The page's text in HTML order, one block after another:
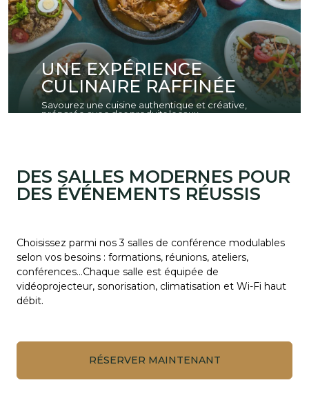
UNE EXPÉRIENCE
CULINAIRE RAFFINÉE
Savourez une cuisine authentique et créative,
préparée avec des produits locaux.
DES SALLES MODERNES POUR
DES ÉVÉNEMENTS RÉUSSIS
Choisissez parmi nos 3 salles de conférence modulables
selon vos besoins : formations, réunions, ateliers,
conférences…Chaque salle est équipée de
vidéoprojecteur, sonorisation, climatisation et Wi-Fi haut
débit.
RÉSERVER MAINTENANT